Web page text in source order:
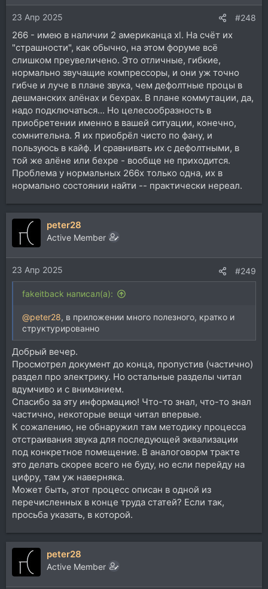
и
:23 Апр 2025 #248
266 - имею в наличии 2 американца xl. На счёт их
"страшности", как обычно, на этом форуме всё
слишком преувеличено. Это отличные, гибкие,
нормально звучащие компрессоры, и они уж точно
гибче и луче в плане звука, чем дефолтные процы в
дешманских алёнах и бехрах. В плане коммутации, да,
надо подключаться... Но целесообразность в
приобретении именно в вашей ситуации, конечно,
сомнительна. Я их приобрёл чисто по фану, и
пользуюсь в кайф. И сравнивать их с дефолтными, в
той же алёне или бехре - вообще не приходится.
Проблема у нормальных 266х только одна, их в
нормально состоянии найти -- практически нереал.
peter28
Active Member
23 Апр 2025 #249
fakeitback написал(а):
@peter28, в приложении много полезного, кратко и
структурированно
Добрый вечер.
Просмотрел документ до конца, пропустив (частично)
раздел про электрику. Но остальные разделы читал
вдумчиво и с вниманием.
Спасибо за эту информацию! Что-то знал, что-то знал
частично, некоторые вещи читал впервые.
К сожалению, не обнаружил там методику процесса
отстраивания звука для последующей эквализации
под конкретное помещение. В аналоговорм тракте
это делать скорее всего не буду, но если перейду на
цифру, там уж наверняка.
Может быть, этот процесс описан в одной из
перечисленных в конце труда статей? Если так,
просьба указать, в которой.
peter28
Active Member